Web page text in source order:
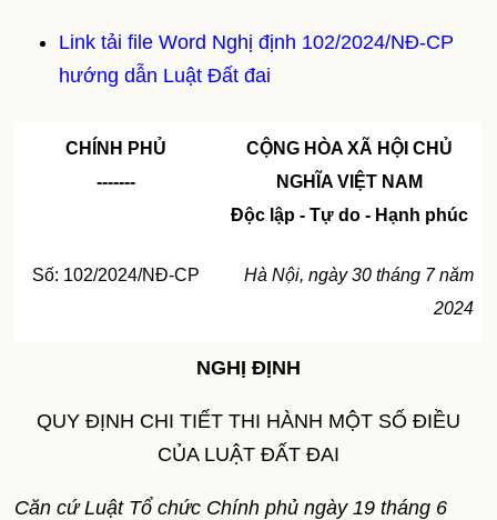
Link tải file Word Nghị định 102/2024/NĐ-CP
hướng dẫn Luật Đất đai
CHÍNH PHỦ
-------
CỘNG HÒA XÃ HỘI CHỦ
NGHĨA VIỆT NAM
Độc lập - Tự do - Hạnh phúc
Số: 102/2024/NĐ-CP
Hà Nội, ngày 30 tháng 7 năm
2024
NGHỊ ĐỊNH
QUY ĐỊNH CHI TIẾT THI HÀNH MỘT SỐ ĐIỀU
CỦA LUẬT ĐẤT ĐAI
Căn cứ Luật Tổ chức Chính phủ ngày 19 tháng 6